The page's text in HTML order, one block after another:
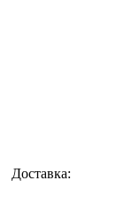
Доставка: